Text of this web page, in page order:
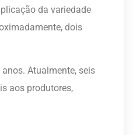
da variedade
dois
Atualmente, seis
aos produtores,